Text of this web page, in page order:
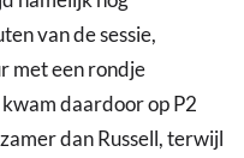
van de sessie,
met een rondje
daardoor op P2
dan Russell, terwijl